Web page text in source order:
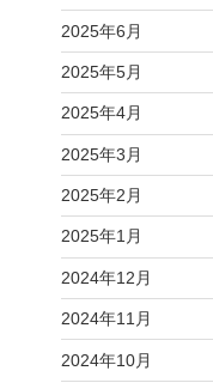
2025年6月
2025年5月
2025年4月
2025年3月
2025年2月
2025年1月
2024年12月
2024年11月
2024年10月